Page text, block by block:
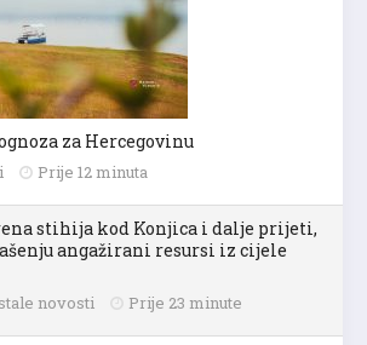
za Hercegovinu
Prije 12 minuta
stihija kod Konjica i dalje prijeti,
angažirani resursi iz cijele
novosti Prije 23 minute